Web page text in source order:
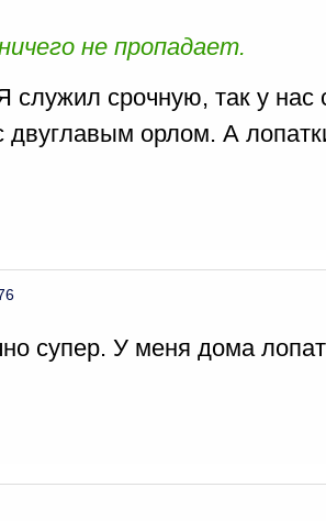
не пропадает.
служил срочную, так у
двуглавым орлом. А
супер. У меня дома